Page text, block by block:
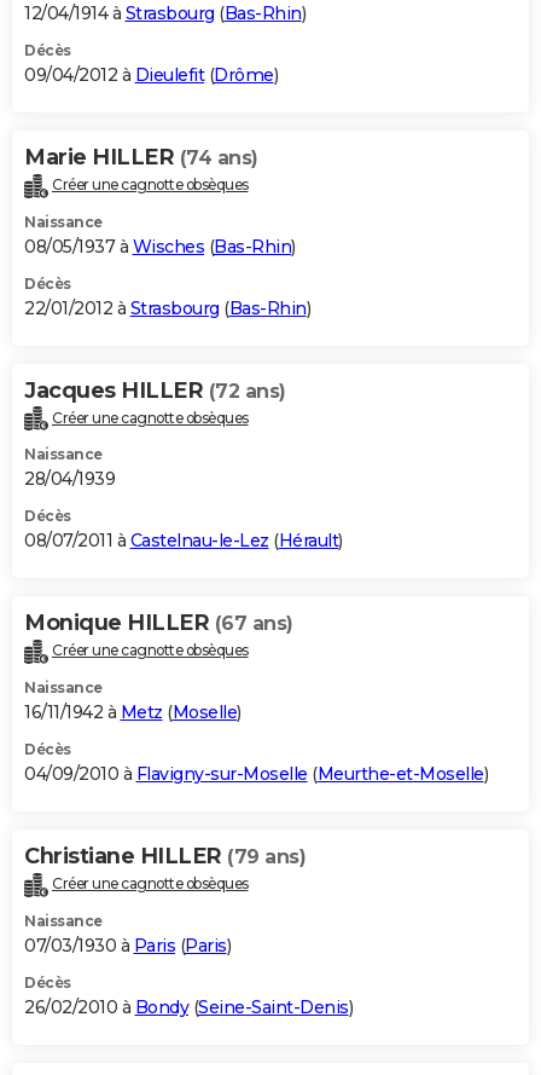
12/04/1914 à Strasbourg (Bas-Rhin)
Décès
09/04/2012 à Dieulefit(Drôme)
Marie HILLER (74 ans)
Créer une cagnotte obsèques
Naissance
08/05/1937 à Wisches (Bas-Rhin)
Décès
22/01/2012 à Strasbourg (Bas-Rhin)
Jacques HILLER (72 ans)
Créer une cagnotte obsèques
Naissance
28/04/1939
Décès
08/07/2011 à Castelnau-le-Lez (Hérault)
Monique HILLER (67 ans)
Créer une cagnotte obsèques
Naissance
16/11/1942 à Metz (Moselle)
Décès
04/09/2010 à Flavigny-sur-Moselle (Meurthe-et-Moselle)
Christiane HILLER (79 ans)
Créer une cagnotte obsèques
Naissance
07/03/1930 à Paris (Paris)
Décès
26/02/2010 à Bondy(Seine-Saint-Denis)